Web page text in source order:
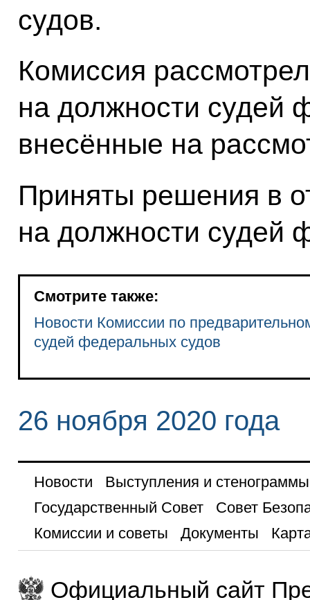
судов.
Комиссия
на должности судей
внесённые на
Приняты решения в
на должности судей
Смотрите также:
Новости Комиссии по
судей федеральных судов
26 ноября 2020 года
Новости
Выступления и стенограммы
Государственный Совет
Совет
Комиссии и советы
Документы
Официальный сайт